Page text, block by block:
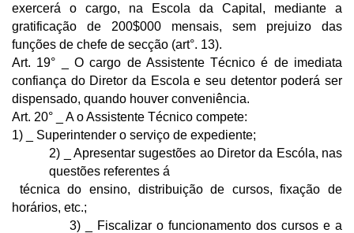
exercerá o cargo, na Escola da Capital, mediante a
gratificação de 200$000 mensais, sem prejuizo das
funções de chefe de secção (art°. 13).
Art. 19° _ O cargo de Assistente Técnico é de imediata
confiança do Diretor da Escola e seu detentor poderá ser
dispensado, quando houver conveniência.
Art. 20° _ A o Assistente Técnico compete:
1) _ Superintender o serviço de expediente;
2) _ Apresentar sugestões ao Diretor da Escóla, nas
questões referentes á
técnica do ensino, distribuição de cursos, fixação de
horários, etc.;
3) _ Fiscalizar o funcionamento dos cursos e a